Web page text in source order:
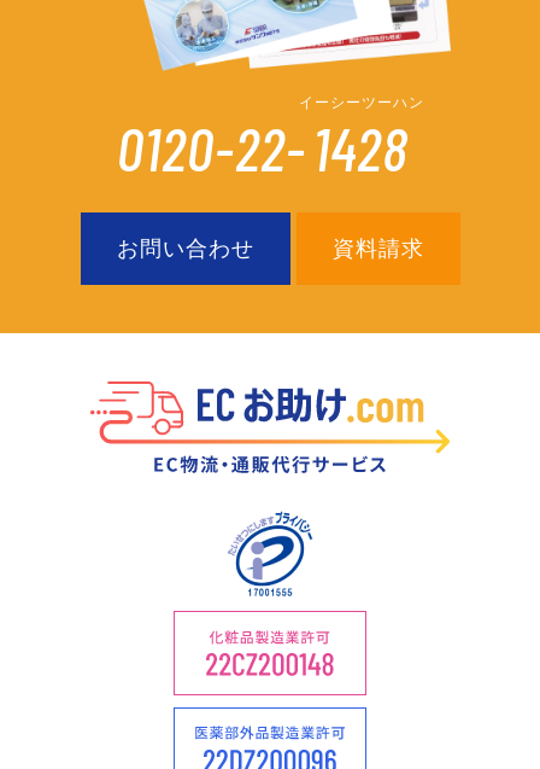
0120-22-1428
イーシーツーハン
お問い合わせ 資料請求